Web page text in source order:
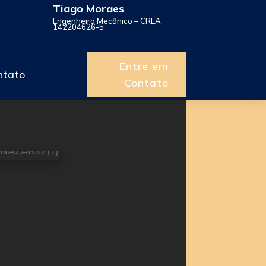
Tiago Moraes
Engenheiro Mecânico – CREA
142204626-5
Entre em
Contato